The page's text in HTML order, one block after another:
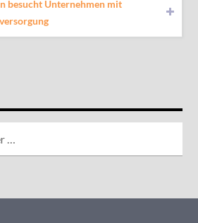
besucht Unternehmen mit